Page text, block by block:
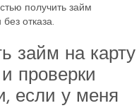
получить займ
отказа.
займ на карту
проверки
если у меня